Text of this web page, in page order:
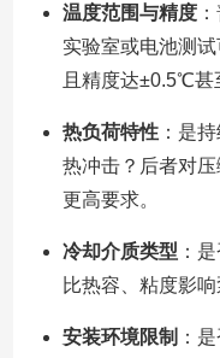
温度范围与精度：
实验室或电池测
且精度达±0.5℃甚
热负荷特性：是
热冲击？后者对
更高要求。
冷却介质类型 ：
比热容、粘度影响
安装环境限制 ：